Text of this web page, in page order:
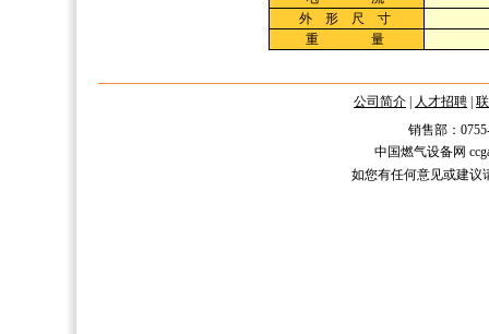
外 形 尺 寸
重 量
公司简介 人才招聘
销售部：
中国燃气设备网
如您有任何意见或建议